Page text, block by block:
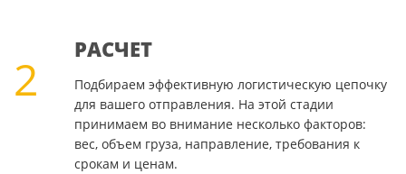
2
РАСЧЕТ
Подбираем эффективную логистическую цепочку
для вашего отправления. На этой стадии
принимаем во внимание несколько факторов:
вес, объем груза, направление, требования к
срокам и ценам.